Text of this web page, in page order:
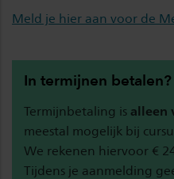
Meld je hier aan voor de
In termijnen betalen?
Termijnbetaling is alleen
meestal mogelijk bij
We rekenen hiervoor €
Tijdens je aanmelding